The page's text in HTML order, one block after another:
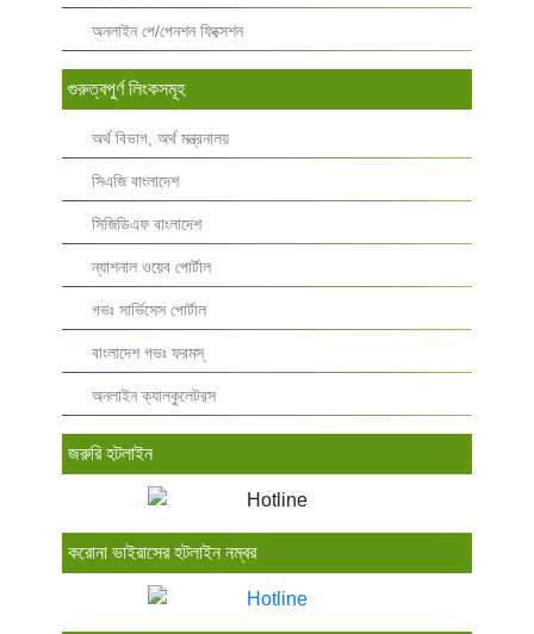
অনলাইন পে/পেনশন ফিক্সেশন
গুরুত্বপুর্ণ লিংকসমূহ
অর্থ বিভাগ, অর্থ মন্ত্রনালয়
সিএজি বাংলাদেশ
সিজিডিএফ বাংলাদেশ
ন্যাশনাল ওয়েব পোর্টাল
গভঃ সার্ভিসেস পোর্টাল
বাংলাদেশ গভঃ ফরমস্‌
অনলাইন ক্যালকুলেটরস
জরুরি হটলাইন
করোনা ভাইরাসের হটলাইন নম্বর